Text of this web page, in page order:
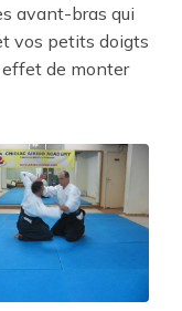
avant-bras qui
vos petits doigts
effet de monter